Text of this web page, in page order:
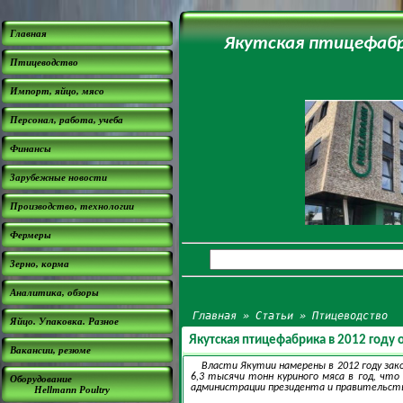
Главная
Птицеводство
Импорт, яйцо, мясо
Персонал, работа, учеба
Финансы
Зарубежные новости
Производство, технологии
Фермеры
Зерно, корма
Аналитика, обзоры
Яйцо. Упаковка. Разное
Вакансии, резюме
Оборудование
Hellmann Poultry
Якутская
Главная »Статьи »Птицеводство
Якутская птицефабрика в 2012
Власти Якутии намерены в 2012 году
6,3 тысячи тонн куриного мяса в год,
администрации президента и